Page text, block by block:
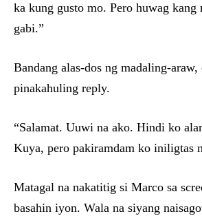
ka kung gusto mo. Pero huwag kang
gabi.”
Bandang alas-dos ng madaling-araw,
pinakahuling reply.
“Salamat. Uuwi na ako. Hindi ko
Kuya, pero pakiramdam ko iniligtas
Matagal na nakatitig si Marco sa
basahin iyon. Wala na siyang